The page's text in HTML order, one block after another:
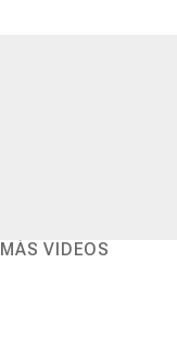
MÁS VIDEOS